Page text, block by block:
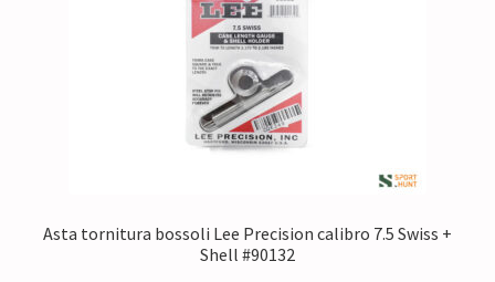
Asta tornitura bossoli Lee Precision calibro 7.5 Swiss +
Shell #90132